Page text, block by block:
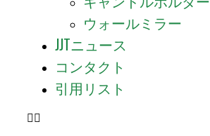
ウォールミラー
JJTニュース
コンタクト
引用リスト